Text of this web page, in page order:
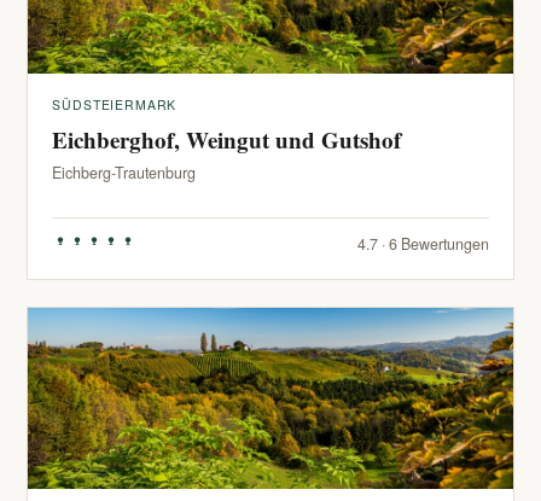
SÜDSTEIERMARK
Eichberghof, Weingut und Gutshof
Eichberg-Trautenburg
4.7 · 6 Bewertungen